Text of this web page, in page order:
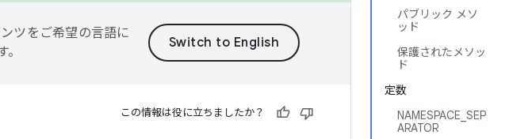
パブリック メソ
ッド
保護されたメソッ
ド
定数
NAMESPACE_SEP
ARATOR
ツをご希望の言語に
この情報は役に立ちましたか？